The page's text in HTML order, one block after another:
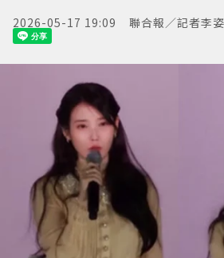
2026-05-17 19:09 聯合報／記者李